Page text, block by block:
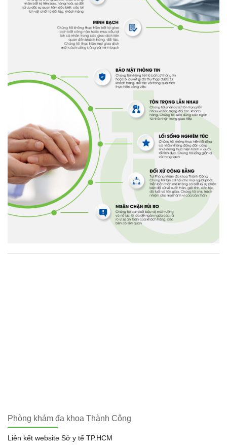
Phòng khám đa khoa Thành Công
Liên kết website Sở y tế TP.HCM